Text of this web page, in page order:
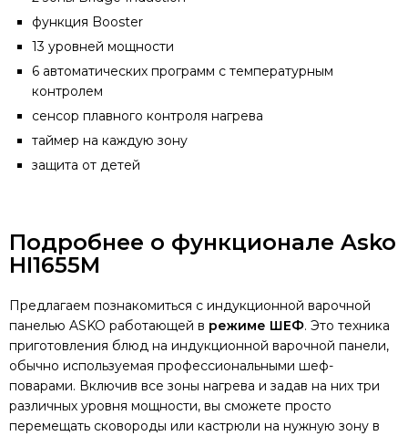
функция Booster
13 уровней мощности
6 автоматических программ с температурным
контролем
сенсор плавного контроля нагрева
таймер на каждую зону
защита от детей
Подробнее о функционале Asko
HI1655M
Предлагаем познакомиться с индукционной варочной
панелью ASKO работающей в режиме ШЕФ. Это техника
приготовления блюд на индукционной варочной панели,
обычно используемая профессиональными шеф-
поварами. Включив все зоны нагрева и задав на них три
различных уровня мощности, вы сможете просто
перемещать сковороды или кастрюли на нужную зону в